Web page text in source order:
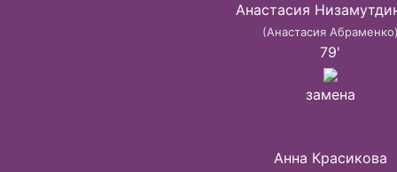
Анастасия
(Анастасия Абраменко)
79'
замена
Анна Красикова